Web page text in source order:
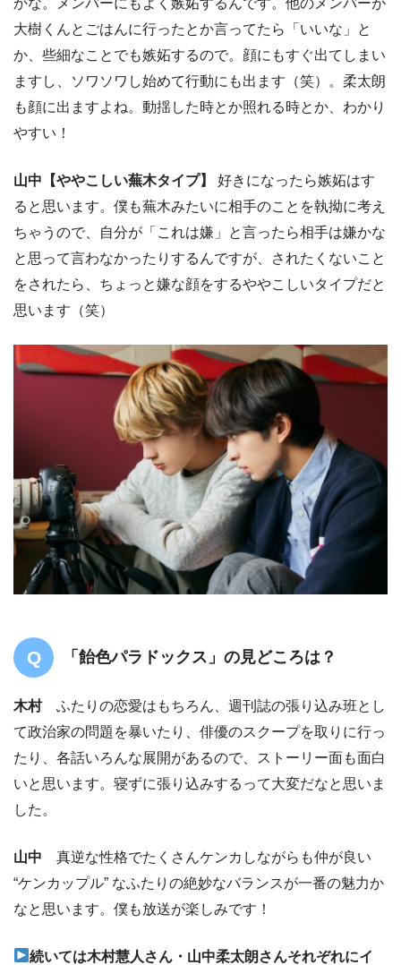
かな。メンバーにもよく嫉妬するんです。他のメンバーが
大樹くんとごはんに行ったとか言ってたら「いいな」と
か、些細なことでも嫉妬するので。顔にもすぐ出てしまい
ますし、ソワソワし始めて行動にも出ます（笑）。柔太朗
も顔に出ますよね。動揺した時とか照れる時とか、わかり
やすい！
山中 【ややこしい蕪木タイプ】
好きになったら嫉妬はす
ると思います。僕も蕪木みたいに相手のことを執拗に考え
ちゃうので、自分が「これは嫌」と言ったら相手は嫌かな
と思って言わなかったりするんですが、されたくないこと
をされたら、ちょっと嫌な顔をするややこしいタイプだと
思います（笑）
「飴色パラドックス」の見どころは？
木村ふたりの恋愛はもちろん、週刊誌の張り込み班とし
て政治家の問題を暴いたり、俳優のスクープを取りに行っ
たり、各話いろんな展開があるので、ストーリー面も面白
いと思います。寝ずに張り込みするって大変だなと思いま
した。
山中 真逆な性格でたくさんケンカしながらも仲が良い
“ケンカップル” なふたりの絶妙なバランスが一番の魅力か
なと思います。僕も放送が楽しみです！
続いては木村慧人さん・山中柔太朗さんそれぞれにイ